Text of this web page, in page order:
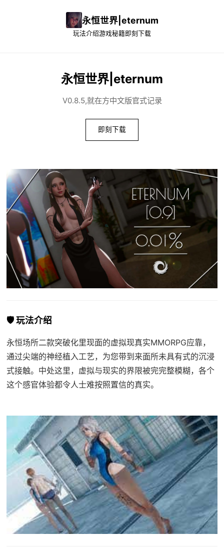
永恒世界|eternum
玩法介绍游戏秘籍 即刻下载
永恒世界|eternum
V0.8.5,就在方中文版官式记录
即刻下载
🛡️ 玩法介绍
永恒场所二款突破化里现面的虚拟现真实MMORPG应靠，
通过尖端的神经植入工艺，为您带到来面所未具有式的沉浸
式接触。中处这里，虚拟与现实的界限被完完整模糊，各个
这个感官体验都令人士难按照置信的真实。